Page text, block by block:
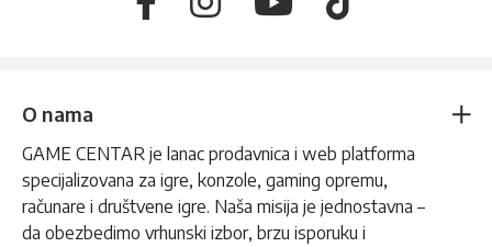
O nama
GAME CENTAR je lanac prodavnica i web platforma
specijalizovana za igre, konzole, gaming opremu,
računare i društvene igre. Naša misija je jednostavna –
da obezbedimo vrhunski izbor, brzu isporuku i